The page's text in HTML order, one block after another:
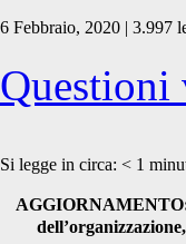
6 Febbraio, 2020 | 3.997
Questioni
Si legge in circa: < 1
AGGIORNAMENTO: